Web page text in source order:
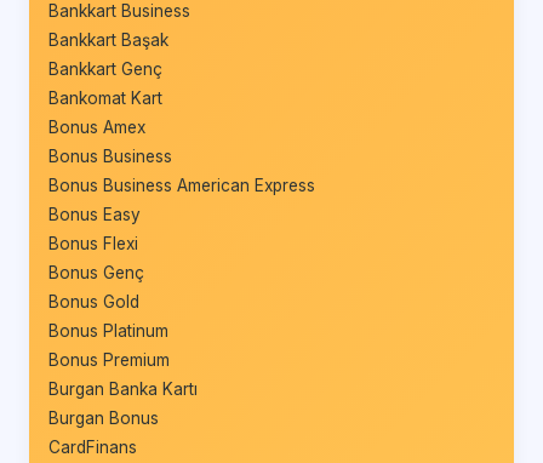
Bankkart Business
Bankkart Başak
Bankkart Genç
Bankomat Kart
Bonus Amex
Bonus Business
Bonus Business American Express
Bonus Easy
Bonus Flexi
Bonus Genç
Bonus Gold
Bonus Platinum
Bonus Premium
Burgan Banka Kartı
Burgan Bonus
CardFinans